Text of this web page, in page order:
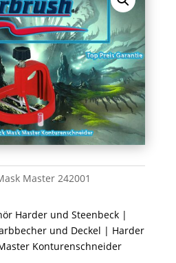
Master 242001
Harder und Steenbeck|
und Deckel | Harder
Konturenschneider